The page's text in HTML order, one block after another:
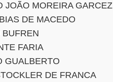
JOÃO MOREIRA GARCEZ
DE MACEDO
BUFREN
FARIA
GUALBERTO
DE FRANCA